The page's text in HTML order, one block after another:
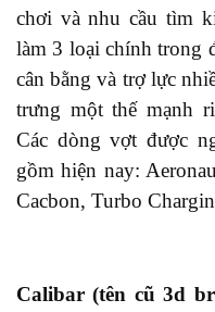
chơi và nhu cầu tìm
làm 3 loại chính trong
cân bằng và trợ lực
trưng một thế mạnh
Các dòng vợt được
gồm hiện nay:
Cacbon, Turbo
Calibar (tên cũ 3d